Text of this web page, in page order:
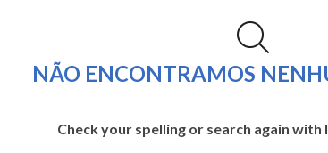
NÃO ENCONTRAMOS
Check your spelling or search again with